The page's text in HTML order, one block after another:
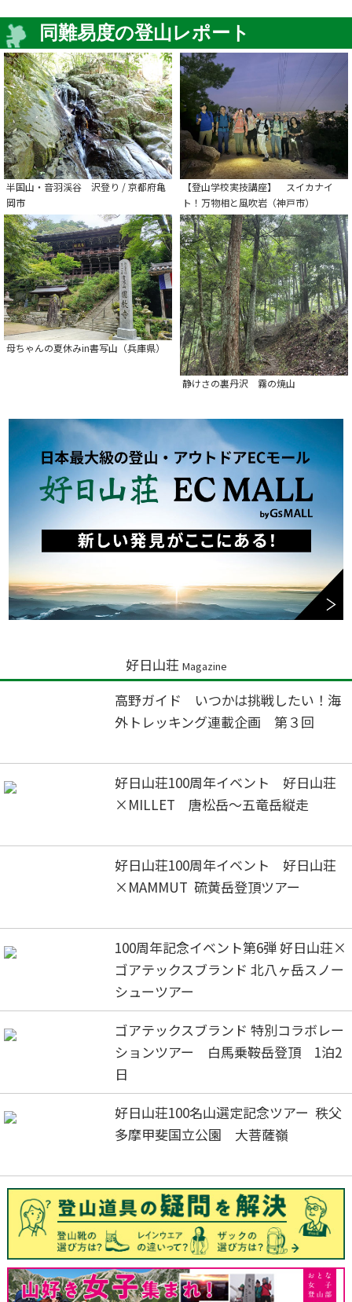
同難易度の登山レポート
半国山・音羽渓谷 沢登り / 京都府亀
岡市
【登山学校実技講座】 スイカナイ
ト！万物相と風吹岩（神戸市）
母ちゃんの夏休みin書写山（兵庫県）
静けさの裏丹沢 霧の焼山
好日山荘 Magazine
高野ガイド いつかは挑戦したい！海
外トレッキング連載企画 第３回
好日山荘100周年イベント 好日山荘
×MILLET 唐松岳～五竜岳縦走
好日山荘100周年イベント 好日山荘
×MAMMUT 硫黄岳登頂ツアー
100周年記念イベント第6弾 好日山荘×
ゴアテックスブランド 北八ヶ岳スノー
シューツアー
ゴアテックスブランド 特別コラボレー
ションツアー 白馬乗鞍岳登頂 1泊2
日
好日山荘100名山選定記念ツアー 秩父
多摩甲斐国立公園 大菩薩嶺